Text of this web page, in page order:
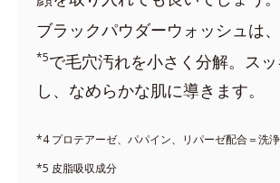
ブラックパウダーウォッシュは
*5で毛穴汚れを小さく分解。スッ
し、なめらかな肌に導きます。
*4 プロテアーゼ、パパイン、リパーゼ配合＝洗
*5 皮脂吸収成分